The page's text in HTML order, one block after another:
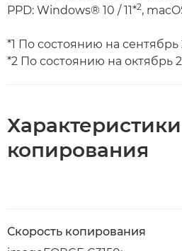
PPD: Windows® 10 / 11*2,
*1 По состоянию на сентябрь
*2 По состоянию на октябрь
Характеристики
копирования
Скорость копирования